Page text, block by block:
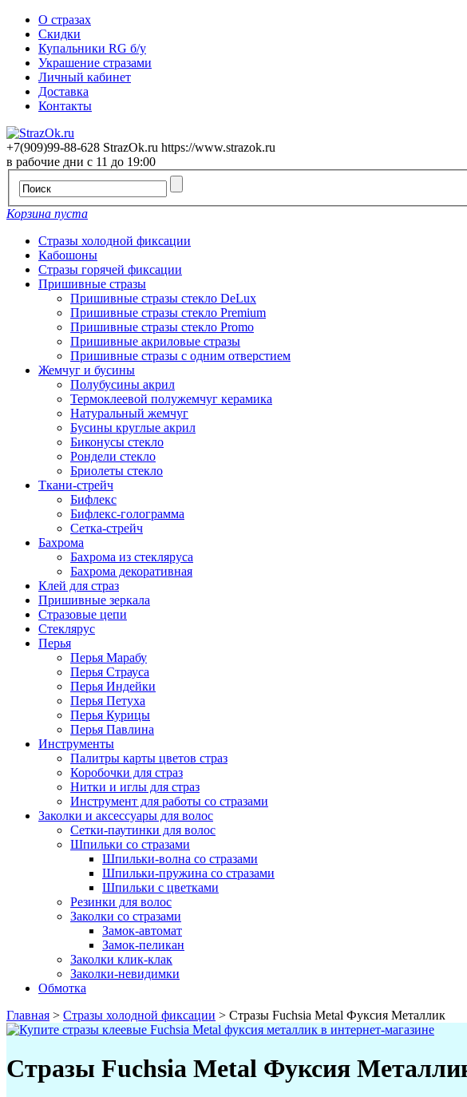
О стразах
Скидки
Купальники RG б/у
Украшение стразами
Личный кабинет
Доставка
Контакты
+7(909)99-88-628 StrazOk.ru https://www.strazok.ru
в рабочие дни с 11 до 19:00
Корзина пуста
Стразы холодной фиксации
Кабошоны
Стразы горячей фиксации
Пришивные стразы
Пришивные стразы стекло DeLux
Пришивные стразы стекло Premium
Пришивные стразы стекло Promo
Пришивные акриловые стразы
Пришивные стразы с одним отверстием
Жемчуг и бусины
Полубусины акрил
Термоклеевой полужемчуг керамика
Натуральный жемчуг
Бусины круглые акрил
Биконусы стекло
Рондели стекло
Бриолеты стекло
Ткани-стрейч
Бифлекс
Бифлекс-голограмма
Сетка-стрейч
Бахрома
Бахрома из стекляруса
Бахрома декоративная
Клей для страз
Пришивные зеркала
Cтразовые цепи
Стеклярус
Перья
Перья Марабу
Перья Страуса
Перья Индейки
Перья Петуха
Перья Курицы
Перья Павлина
Инструменты
Палитры карты цветов страз
Коробочки для страз
Нитки и иглы для страз
Инструмент для работы со стразами
Заколки и аксессуары для волос
Сетки-паутинки для волос
Шпильки со стразами
Шпильки-волна со стразами
Шпильки-пружина со стразами
Шпильки с цветками
Резинки для волос
Заколки со стразами
Замок-автомат
Замок-пеликан
Заколки клик-клак
Заколки-невидимки
Обмотка
Главная > Стразы холодной фиксации > Стразы Fuchsia Metal Фуксия Металлик
Стразы Fuchsia Metal Фуксия